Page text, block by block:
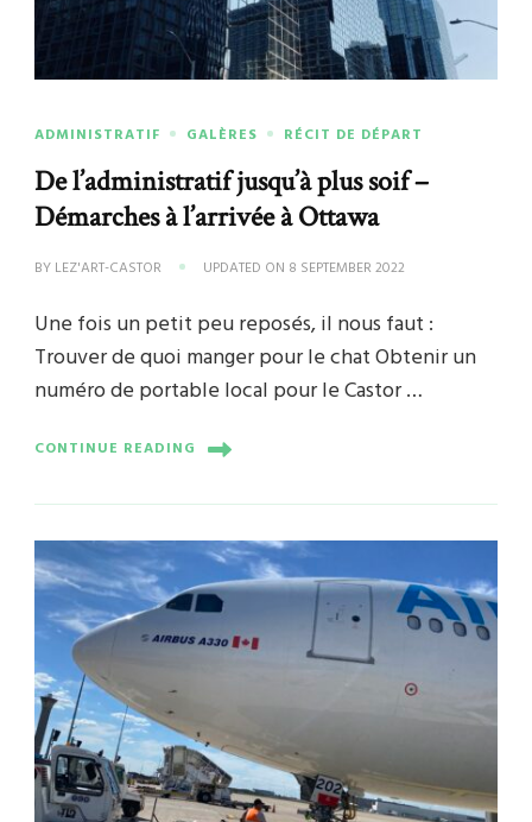
ADMINISTRATIF GALÈRES RÉCIT DE DÉPART
De l’administratif jusqu’à plus soif –
Démarches à l’arrivée à Ottawa
BY LEZ'ART-CASTOR UPDATED ON 8 SEPTEMBER 2022
Une fois un petit peu reposés, il nous faut :
Trouver de quoi manger pour le chat Obtenir un
numéro de portable local pour le Castor …
CONTINUE READING